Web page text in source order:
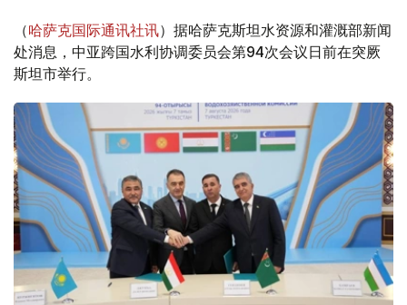
（哈萨克国际通讯社讯）据哈萨克斯坦水资源和灌溉部新闻
处消息，中亚跨国水利协调委员会第94次会议日前在突厥
斯坦市举行。